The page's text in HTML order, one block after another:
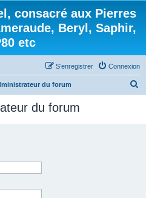
consacré aux Pierres
Beryl, Saphir,
etc
Connexion
S’enregistrer
du forum
du forum